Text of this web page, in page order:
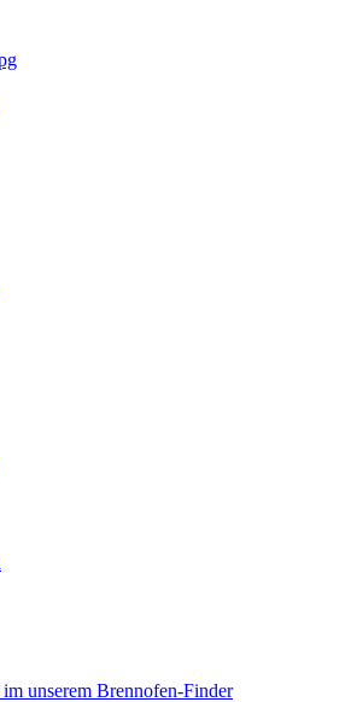
unserem Brennofen-Finder